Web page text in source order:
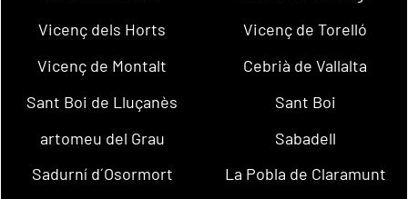
Vicenç dels Horts
Vicenç de Torelló
Vicenç de Montalt
Cebrià de Vallalta
Sant Boi de Lluçanès
Sant Boi
artomeu del Grau
Sabadell
Sadurní d´Osormort
La Pobla de Claramunt